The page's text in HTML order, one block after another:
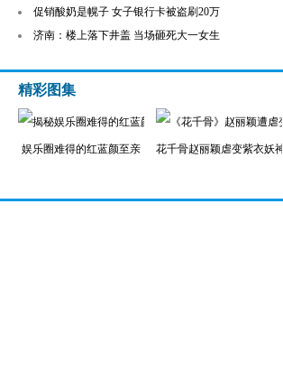
促销酸奶是幌子 女子银行卡被盗刷20万
济南：楼上落下井盖 当场砸死大一女生
精彩图集
娱乐圈难得的红蓝颜至亲 花千骨赵丽颖虐变紫衣妖神